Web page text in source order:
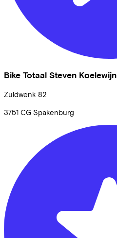
Bike Totaal Steven Koelewijn
Zuidwenk 82
3751 CG Spakenburg